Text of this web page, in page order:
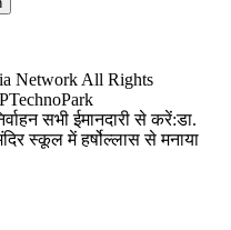
Network All Rights
सभी ईमानदारी से करें:डा.
स्कूल में हर्षोल्लास से मनाया